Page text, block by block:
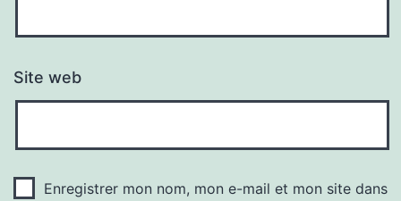
Site web
Enregistrer mon nom, mon e-mail et mon site dans